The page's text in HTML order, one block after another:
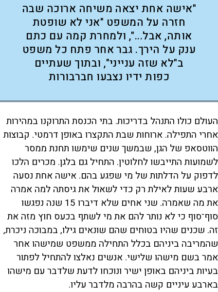
"אישה אחת יצאה משיחה ארוכה שבה
חזרה על המשפט "אני לא שופטת
אותה, אבל...", ולמחרת קמה עם כתם
ענק על הירך. גבר אחר פתח כל משפט
ב"לא שזה ענייני", ובתוך שעתיים
כפות ידיו נצבעו חברבורות
העולם כולו התנהל בדריכות. בתי הכנסת התרוקנו במהירות
אחרי התפילה. ארוחות שבת התקצרו באופן דרמטי. קבוצות
הווטסאפ של הגן, שבמשך שנים שימשו תחנת ממסר
לשמועות התייבשו לחלוטין. התחיל גם בלגן. מכרים הלכו
לדפוק על הדלתות של מי שפגע בהם. אישה אחת נסעה
ארבע שעות לאילת רק כדי לשאול את גיסתה למה אמרה
את מה שאמרה. שני אחים שלא דיברו 15 שנה נפגשו
סוף־סוף כי לא נותר להם את מי לשתף בכעס חוץ מזה את
זה. שכנים שהיו בטוחים שהם שונאים גילו, במבוכה ניכרת,
שהמריבה ביניהם בכלל התחילה ממשפט שמישהו אחר
אמר בשם מישהו שלישי. אנשים נאלצו להתחיל לפתור
בעיות ביניהם באופן ישיר ונוכחו לדעת שלדבר עם מישהו
בארבע עיניים קשה בהרבה מלדבר עליו.